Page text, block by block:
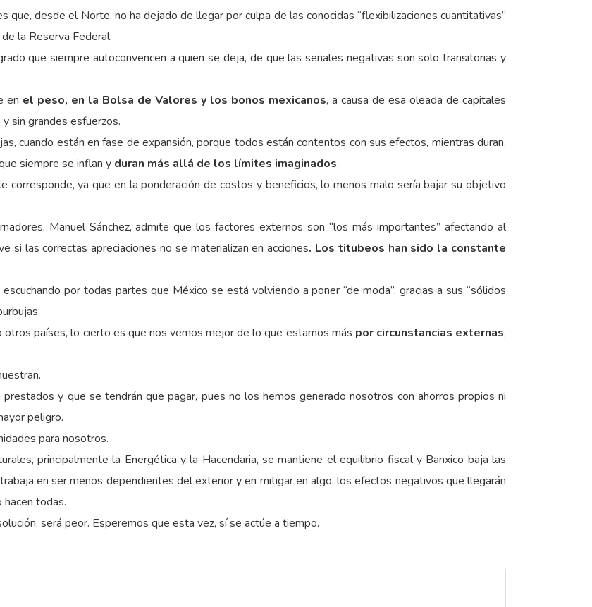
que, desde el Norte, no ha dejado de llegar por culpa de las conocidas “flexibilizaciones cuantitativas”
la Reserva Federal.
que siempre autoconvencen a quien se deja, de que las señales negativas son solo transitorias y
en el peso, en la Bolsa de Valores y los bonos mexicanos, a causa de esa oleada de capitales
sin grandes esfuerzos.
cuando están en fase de expansión, porque todos están contentos con sus efectos, mientras duran,
siempre se inflan y duran más allá de los límites imaginados.
corresponde, ya que en la ponderación de costos y beneficios, lo menos malo sería bajar su objetivo
Manuel Sánchez, admite que los factores externos son “los más importantes” afectando al
si las correctas apreciaciones no se materializan en acciones. Los titubeos han sido la constante
por todas partes que México se está volviendo a poner “de moda”, gracias a sus “sólidos
países, lo cierto es que nos vemos mejor de lo que estamos más por circunstancias externas,
y que se tendrán que pagar, pues no los hemos generado nosotros con ahorros propios ni
peligro.
para nosotros.
principalmente la Energética y la Hacendaria, se mantiene el equilibrio fiscal y Banxico baja las
en ser menos dependientes del exterior y en mitigar en algo, los efectos negativos que llegarán
hacen todas.
será peor. Esperemos que esta vez, sí se actúe a tiempo.